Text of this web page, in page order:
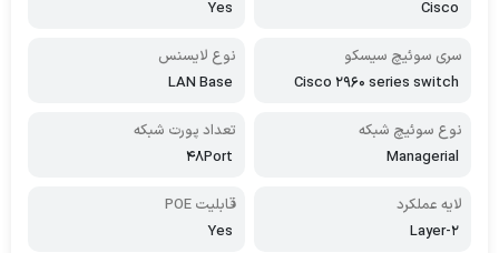
Cisco
Yes
سری سوئیچ سیسکو
Cisco 2960 series switch
نوع لایسنس
LAN Base
نوع سوئیچ شبکه
Managerial
تعداد پورت شبکه
48Port
لایه عملکرد
2-Layer
قابلیت POE
Yes